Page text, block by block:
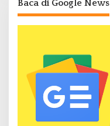
Baca di Google News